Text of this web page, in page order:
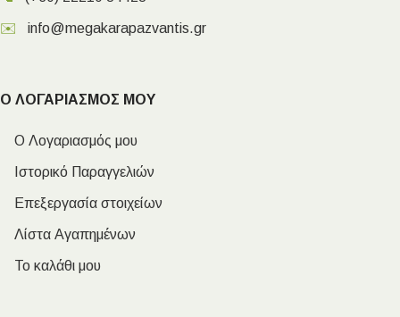
✉️ info@megakarapazvantis.gr
Ο ΛΟΓΑΡΙΑΣΜΟΣ ΜΟΥ
Ο Λογαριασμός μου
Ιστορικό Παραγγελιών
Επεξεργασία στοιχείων
Λίστα Αγαπημένων
Το καλάθι μου